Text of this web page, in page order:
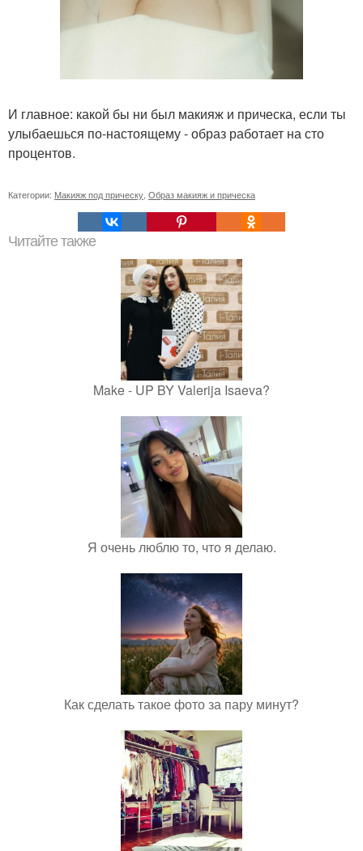
И главное: какой бы ни был макияж и прическа, если ты
улыбаешься по-настоящему - образ работает на сто
процентов.
Категории: Макияж под прическу Образ макияж и прическа
Читайте также
Make - UP BY Valerija Isaeva?
Я очень люблю то, что я делаю.
Как сделать такое фото за пару минут?